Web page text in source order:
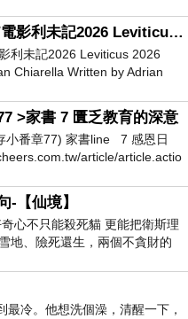
的小朋友嗎捨得不
電影愛的魔樣/電影利未記2026 Leviticus 2026
利未記2026 Leviticus 2026
Chiarella Written by Adrian
Joe Bird
>家書 7 匱乏教育的深意
小番章77) 家書line 7 感恩日
article/article.actio
-【仙境】
心不只能殺死貓 更能把衛斯理
地、險死還生，兩個不貪財的
追尋愛情還
冷。他想洗個澡，清醒一下，